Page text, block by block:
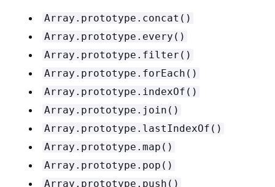
Array.prototype.concat()
Array.prototype.every()
Array.prototype.filter()
Array.prototype.forEach()
Array.prototype.indexOf()
Array.prototype.join()
Array.prototype.lastIndexOf()
Array.prototype.map()
Array.prototype.pop()
Array.prototype.push()